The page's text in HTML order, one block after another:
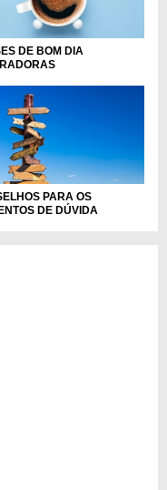
DE BOM DIA
PARA OS
DE DÚVIDA